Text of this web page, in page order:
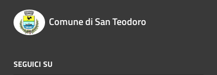
Comune di San Teodoro
SEGUICI SU